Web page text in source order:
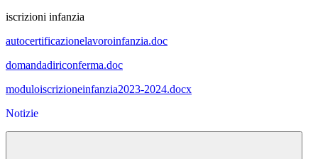
iscrizioni infanzia
autocertificazionelavoroinfanzia.doc
domandadiriconferma.doc
moduloiscrizioneinfanzia2023-2024.docx
Notizie